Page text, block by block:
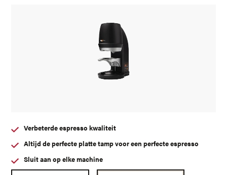
Verbeterde espresso kwaliteit
Altijd de perfecte platte tamp voor een perfecte espresso
Sluit aan op elke machine